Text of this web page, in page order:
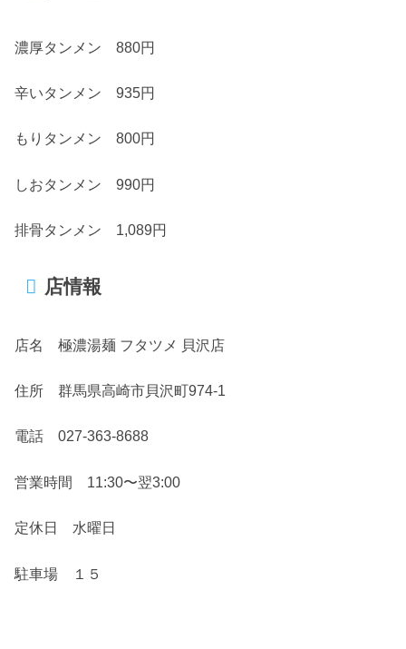
濃厚タンメン 880円
辛いタンメン 935円
もりタンメン 800円
しおタンメン 990円
排骨タンメン 1,089円
店情報
店名 極濃湯麺 フタツメ 貝沢店
住所 群馬県高崎市貝沢町974-1
電話 027-363-8688
営業時間 11:30〜翌3:00
定休日 水曜日
駐車場 １５